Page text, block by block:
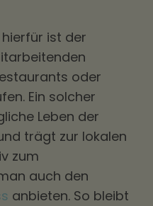
ist der
oder
Ein solcher
Leben der
trägt zur lokalen
zum
auch den
anbieten. So bleibt